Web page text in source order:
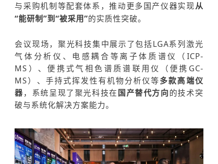
与采购机制等配套体系 ，推动更多国产仪器实现从
“能研制”到“被采用”的实质性突破。
会议现场，聚光科技集中展示了包括LGA系列激光
气体分析仪、电感耦合等离子体质谱仪（ICP-
MS）、便携式气相色谱质谱联用仪（便携GC-
MS）、手持式挥发性有机物分析仪等多款高端仪
器，系统呈现了聚光科技在国产替代方向的技术突
破与系统化解决方案能力。